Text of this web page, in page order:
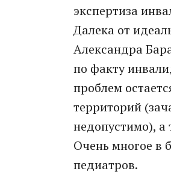
экспертиза
Далека от
Александра
по факту
проблем
территорий
недопустимо), а
Очень многое в
педиатров.